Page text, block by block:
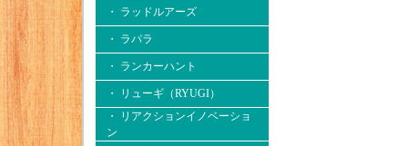
・ ラッドルアーズ
・ ラパラ
・ ランカーハント
・ リューギ（RYUGI）
・ リアクションイノベーショ
ン